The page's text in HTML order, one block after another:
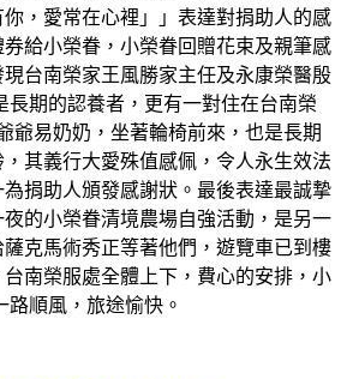
，愛常在心裡」」表達對捐助人的感
給小榮眷，小榮眷回贈花束及親筆感
台南榮家王風勝家主任及永康榮醫殷
長期的認養者，更有一對住在台南榮
爺易奶奶，坐著輪椅前來，也是長期
其義行大愛殊值感佩，令人永生效法
捐助人頒發感謝狀。最後表達最誠摯
的小榮眷清境農場自強活動，是另一
克馬術秀正等著他們，遊覽車已到樓
南榮服處全體上下，費心的安排，小
路順風，旅途愉快。